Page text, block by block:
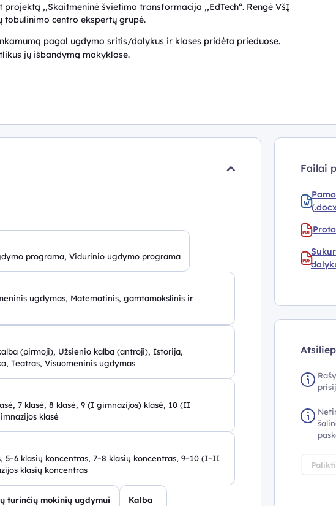
,,Skaitmeninė švietimo transformacija ,,EdTech“. Rengė VšĮ
centro ekspertų grupė.
pagal ugdymo sritis/dalykus ir klases pridėta prieduose.
jų išbandymą mokyklose.
programa, Vidurinio ugdymo programa
ugdymas, Matematinis, gamtamokslinis ir
(pirmoji), Užsienio kalba (antroji), Istorija,
Teatras, Visuomeninis ugdymas
7 klasė, 8 klasė, 9 (I gimnazijos) klasė, 10 (II
klasė
5–6 klasių koncentras, 7–8 klasių koncentras, 9–10 (I–II
klasių koncentras
turinčių mokinių ugdymui
Kalba
Failai